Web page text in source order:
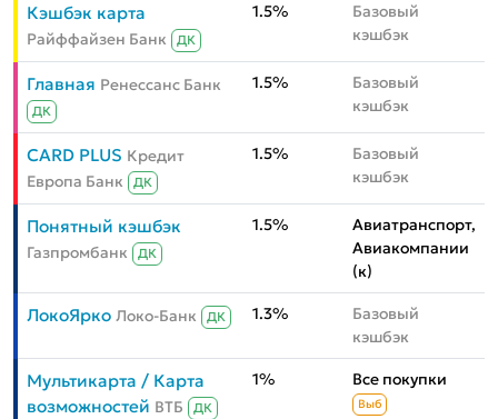
Кэшбэк карта
Райффайзен Банк ДК
1.5%
Базовый
кэшбэк
Главная Ренессанс Банк
ДК
1.5%
Базовый
кэшбэк
CARD PLUS Кредит
Европа Банк
ДК
1.5%
Базовый
кэшбэк
Понятный кэшбэк
Газпромбанк ДК
1.5%
Авиатранспорт,
Авиакомпании
(к)
ЛокоЯрко Локо-Банк ДК 1.3%
Базовый
кэшбэк
Мультикарта / Карта
возможностей ВТБ
ДК
1% Все покупки
Выб